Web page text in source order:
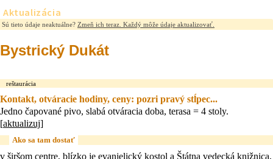
Aktualizácia
Sú tieto údaje neaktuálne? Zmeň ich teraz. Každý môže údaje aktualizovať.
Bystrický Dukát
reštaurácia
Kontakt, otváracie hodiny, ceny: pozri pravý stĺpec...
Jedno čapované pivo, slabá otváracia doba, terasa = 4 stoly.
[aktualizuj]
Ako sa tam dostať
v širšom centre, blízko je evanjelický kostol a Štátna vedecká knižnica,